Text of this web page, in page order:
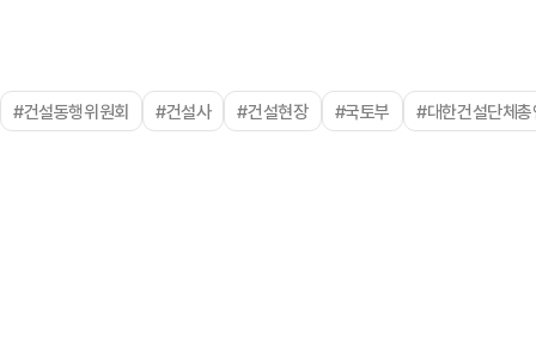
#건설동행위원회 #건설사 #건설현장 #국토부 #대한건설단체